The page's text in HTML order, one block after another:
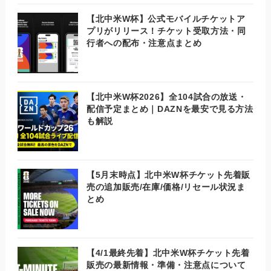
【北中米W杯】公式モバイルチケットア
プリがリリース！チケット受取方法・同
行者への配布・注意点まとめ
【北中米W杯2026】全104試合の放送・
配信予定まとめ｜DAZNを最安で見る方法
も解説
【5月末時点】北中米W杯チケット先着販
売の追加販売/在庫/価格/リセール状況ま
とめ
【4/1最終先着】北中米W杯チケット先着
販売の最新情報・準備・注意点について